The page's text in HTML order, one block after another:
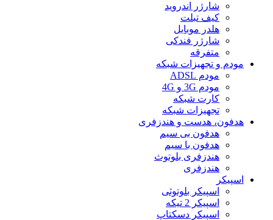
شارژر اندروید
کیف تبلت
هلدر موبایل
شارژر فندکی
متفرقه
مودم و تجهیزات شبکه
مودم ADSL
مودم 3G و 4G
کارت شبکه
تجهیزات شبکه
هدفون، هدست و هندزفری
هدفون بی سیم
هدفون با سیم
هندزفری بلوتوث
هندزفری
اسپیکر
اسپیکر بلوتوثی
اسپیکر 2 تیکه
اسپیکر دسکتاپ